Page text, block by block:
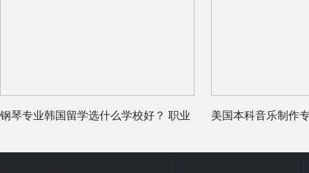
钢琴专业韩国留学选什么学校好？ 职业
美国本科音乐制作